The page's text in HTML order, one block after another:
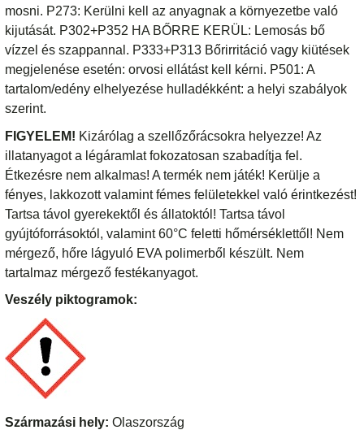
mosni. P273: Kerülni kell az anyagnak a környezetbe való
kijutását. P302+P352 HA BŐRRE KERÜL: Lemosás bő
vízzel és szappannal. P333+P313 Bőrirritáció vagy kiütések
megjelenése esetén: orvosi ellátást kell kérni. P501: A
tartalom/edény elhelyezése hulladékként: a helyi szabályok
szerint.
FIGYELEM! Kizárólag a szellőzőrácsokra helyezze! Az
illatanyagot a légáramlat fokozatosan szabadítja fel.
Étkezésre nem alkalmas! A termék nem játék! Kerülje a
fényes, lakkozott valamint fémes felületekkel való érintkezést!
Tartsa távol gyerekektől és állatoktól! Tartsa távol
gyújtóforrásoktól, valamint 60°C feletti hőmérséklettől! Nem
mérgező, hőre lágyuló EVA polimerből készült. Nem
tartalmaz mérgező festékanyagot.
Veszély piktogramok:
Származási hely: Olaszország